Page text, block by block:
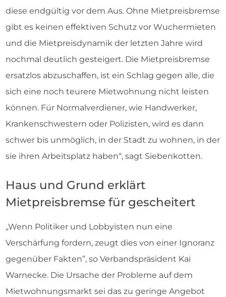
diese endgültig vor dem Aus. Ohne Mietpreisbremse
gibt es keinen effektiven Schutz vor Wuchermieten
und die Mietpreisdynamik der letzten Jahre wird
nochmal deutlich gesteigert. Die Mietpreisbremse
ersatzlos abzuschaffen, ist ein Schlag gegen alle, die
sich eine noch teurere Mietwohnung nicht leisten
können. Für Normalverdiener, wie Handwerker,
Krankenschwestern oder Polizisten, wird es dann
schwer bis unmöglich, in der Stadt zu wohnen, in der
sie ihren Arbeitsplatz haben“, sagt Siebenkotten.
Haus und Grund erklärt
Mietpreisbremse für gescheitert
„Wenn Politiker und Lobbyisten nun eine
Verschärfung fordern, zeugt dies von einer Ignoranz
gegenüber Fakten”, so Verbandspräsident Kai
Warnecke. Die Ursache der Probleme auf dem
Mietwohnungsmarkt sei das zu geringe Angebot